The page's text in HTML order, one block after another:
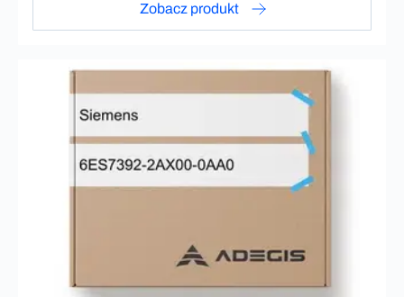
Zobacz produkt